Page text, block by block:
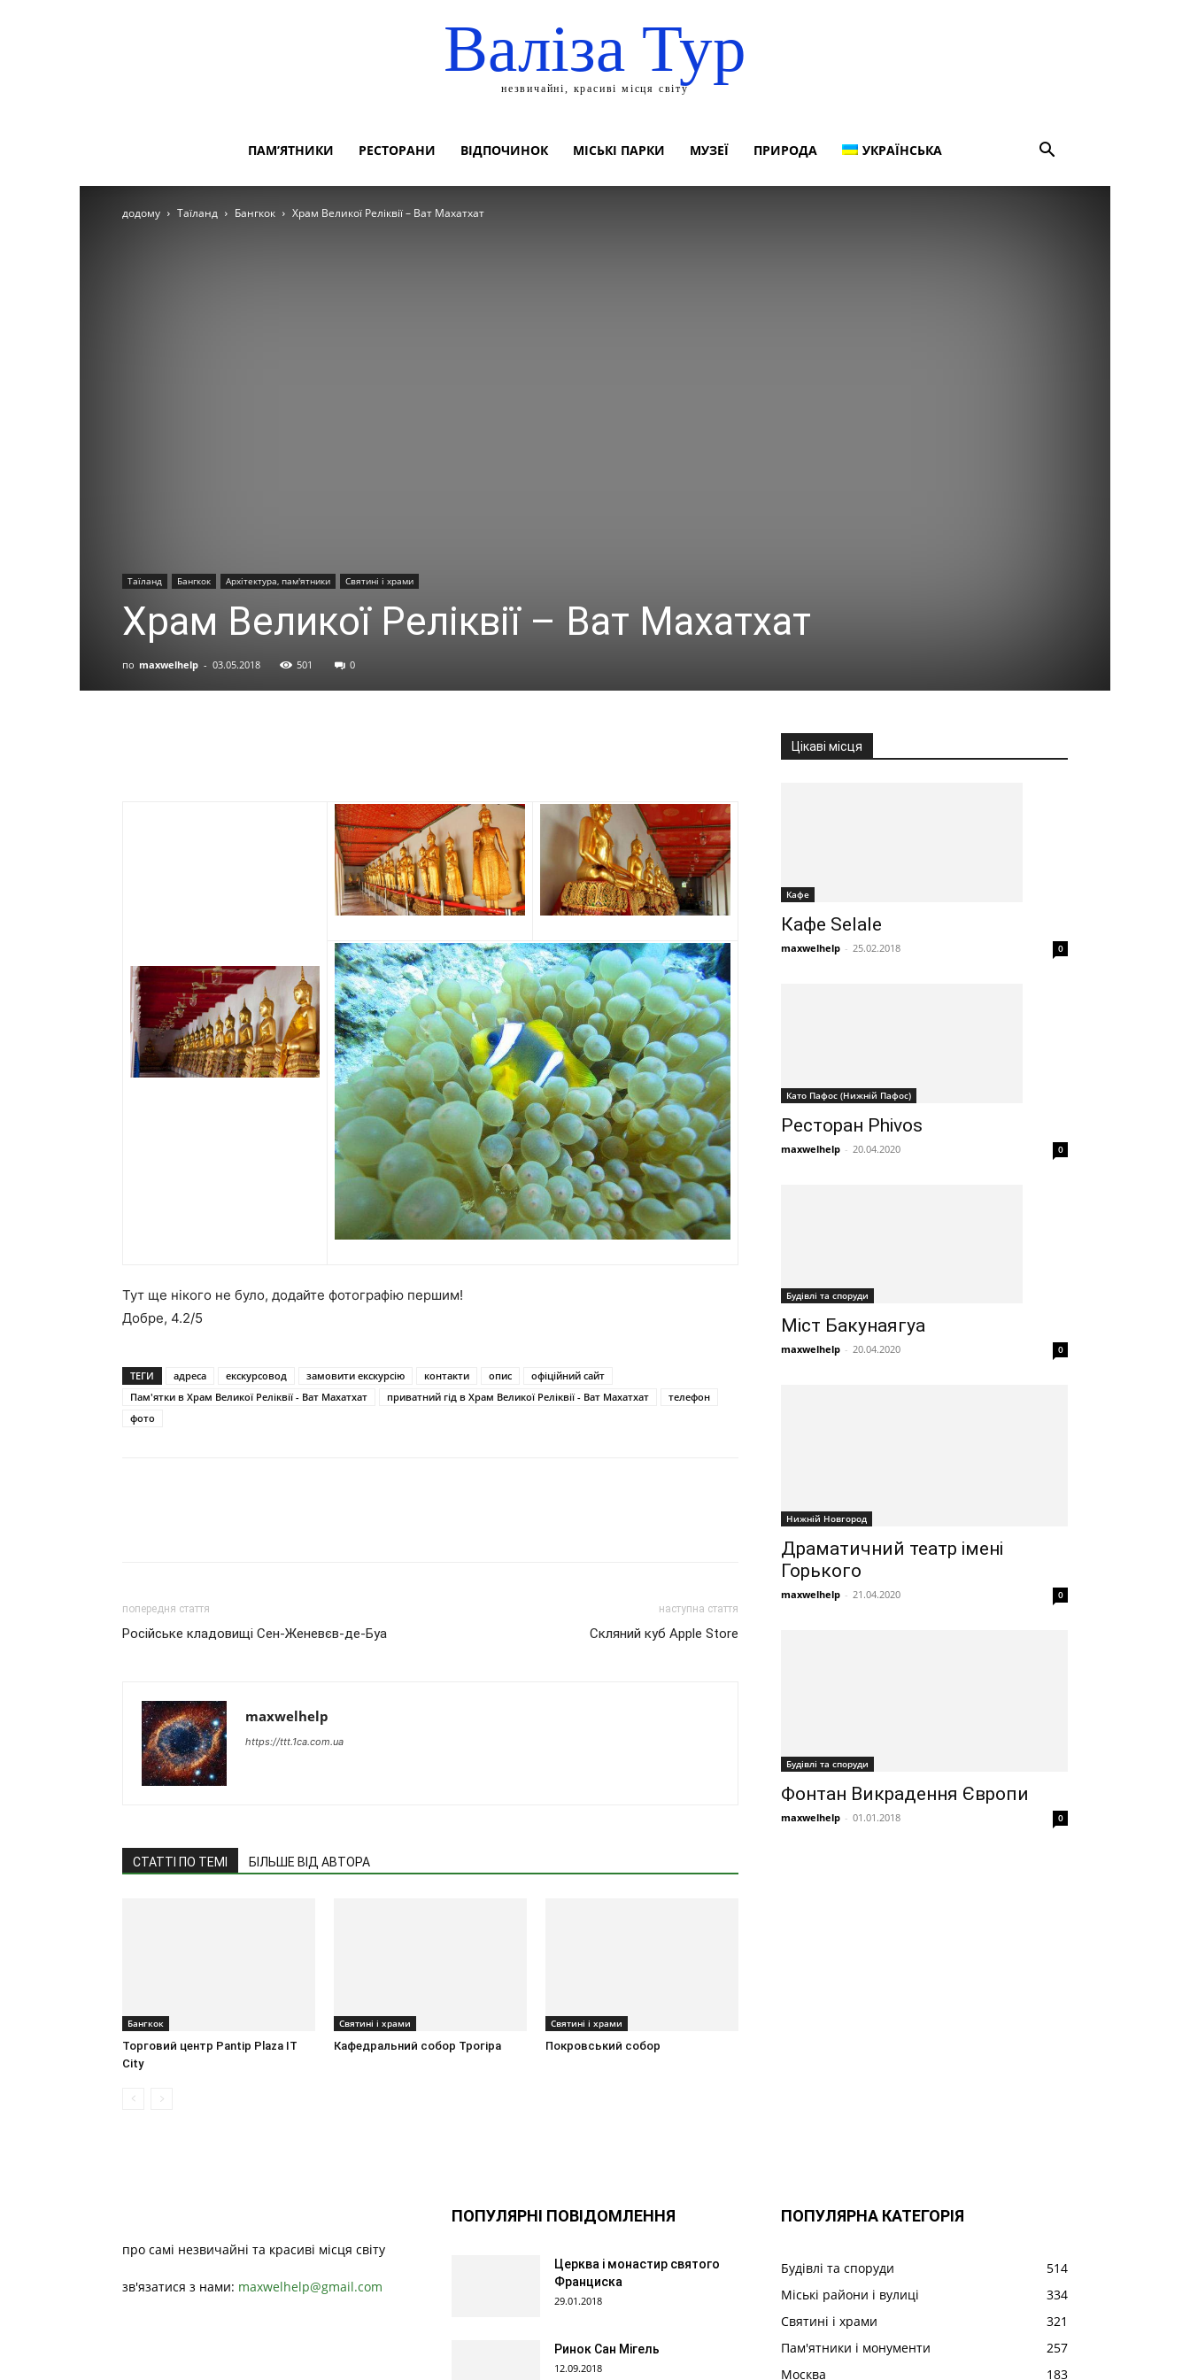
Валіза Тур
незвичайні, красиві місця світу
ПАМ’ЯТНИКИ РЕСТОРАНИ ВІДПОЧИНОК МІСЬКІ ПАРКИ МУЗЕЇ ПРИРОДА УКРАЇНСЬКА
додому Таїланд Бангкок Храм Великої Реліквії – Ват Махатхат
Таїланд Бангкок Архітектура, пам'ятники Святині і храми
Храм Великої Реліквії – Ват Махатхат
по maxwelhelp - 03.05.2018 501 0
Тут ще нікого не було, додайте фотографію першим!
Добре, 4.2/5
ТЕГИ адреса екскурсовод замовити екскурсію контакти опис
офіційний сайт
Пам'ятки в Храм Великої Реліквії - Ват Махатхат
приватний гід в Храм Великої Реліквії - Ват Махатхат
телефон
фото
попередня стаття
Російське кладовищі Сен-Женевєв-де-Буа
наступна стаття
Скляний куб Apple Store
maxwelhelp
https://ttt.1ca.com.ua
СТАТТІ ПО ТЕМІ БІЛЬШЕ ВІД АВТОРА
Бангкок
Торговий центр Pantip Plaza IT
City
Святині і храми
Кафедральний собор Трогіра
Святині і храми
Покровський собор
Цікаві місця
Кафе
Кафе Selale
maxwelhelp - 25.02.2018 0
Като Пафос (Нижній Пафос)
Ресторан Phivos
maxwelhelp - 20.04.2020 0
Будівлі та споруди
Міст Бакунаягуа
maxwelhelp - 20.04.2020 0
Нижній Новгород
Драматичний театр імені
Горького
maxwelhelp - 21.04.2020 0
Будівлі та споруди
Фонтан Викрадення Європи
maxwelhelp - 01.01.2018 0
про самі незвичайні та красиві місця світу
зв'язатися з нами: maxwelhelp@gmail.com
ПОПУЛЯРНІ ПОВІДОМЛЕННЯ
Церква і монастир святого
Франциска
29.01.2018
Ринок Сан Мігель
12.09.2018
ПОПУЛЯРНА КАТЕГОРІЯ
Будівлі та споруди
514
Міські райони і вулиці
334
Святині і храми
321
Пам'ятники і монументи
257
Москва
183